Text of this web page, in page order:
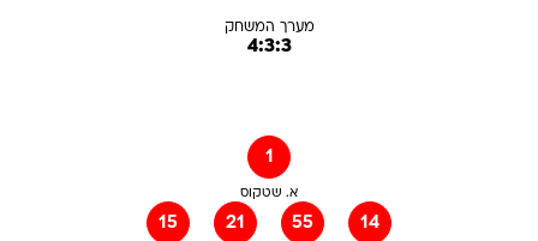
מערך המשחק
4:3:3
1
א. שטקוס
15 21 55 14